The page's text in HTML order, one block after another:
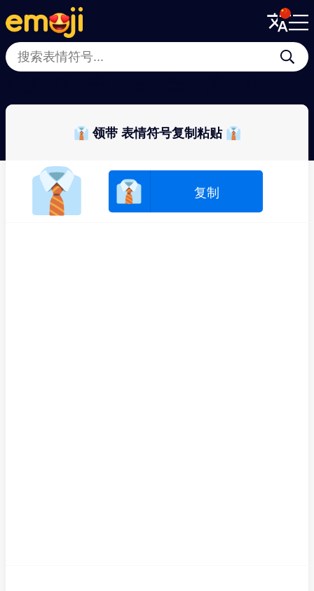
Menu
Close
Menu
Close
👔 领带 表情符号复制粘贴 👔
👔 👔 复制